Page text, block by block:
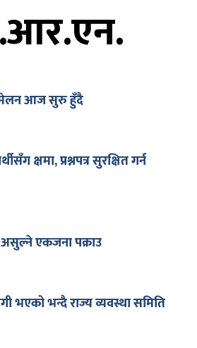
आज सुरु हुँदै
क्षमा, प्रश्नपत्र सुरक्षित गर्न
एकजना पक्राउ
भएको भन्दै राज्य व्यवस्था समिति